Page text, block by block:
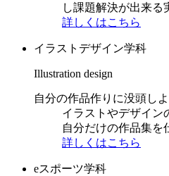
し課題解決が出来る
詳しくはこちら
イラストデザイン学科
Illustration design
自分の作品作りに没頭しよ
イラストやデザイン
自分だけの作品集を
詳しくはこちら
eスポーツ学科